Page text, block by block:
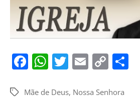
F W T E C
TagsMãe de Deus, Nossa Senhora